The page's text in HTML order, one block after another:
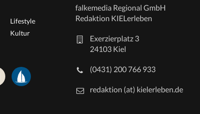
Lifestyle
Kultur
falkemedia Regional GmbH
Redaktion KIELerleben
Exerzierplatz 3
24103 Kiel
(0431) 200 766 933
redaktion (at) kielerleben.de